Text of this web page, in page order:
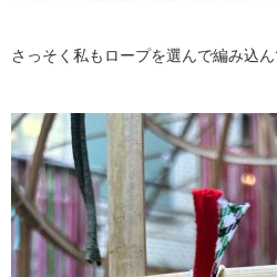
さっそく私もロープを選んで編み込